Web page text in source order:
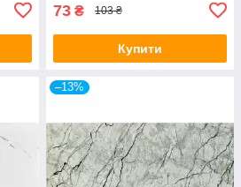
73 ₴ 103 ₴
Купити
–13%